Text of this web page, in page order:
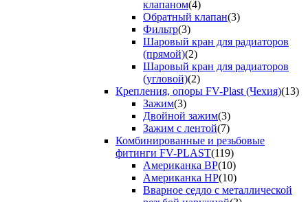
клапаном(4)
Обратный клапан(3)
Фильтр(3)
Шаровый кран для радиаторов
(прямой)(2)
Шаровый кран для радиаторов
(угловой)(2)
Крепления, опоры FV-Plast (Чехия)(13)
Зажим(3)
Двойной зажим(3)
Зажим с лентой(7)
Комбинированные и резьбовые
фитинги FV-PLAST(119)
Американка ВР(10)
Американка НР(10)
Вварное седло с металлической